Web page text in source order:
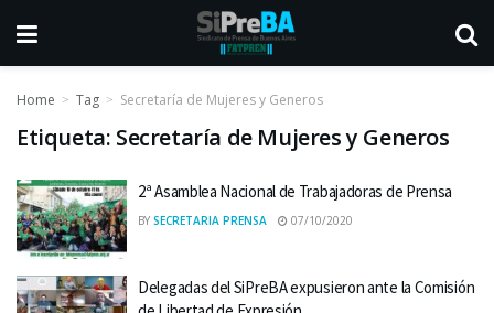
Home Tag Secretaría de Mujeres y Generos
Etiqueta: Secretaría de Mujeres y Generos
2ª Asamblea Nacional de Trabajadoras de Prensa
BY SECRETARIA PRENSA 07/10/2020
Delegadas del SiPreBA expusieron ante la Comisión